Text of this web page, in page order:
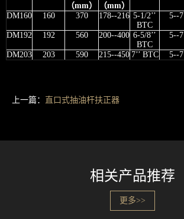
（mm）
（mm）
DM160
160 370 178--216 5-1/2’’
BTC
5--7
DM192 192 560 200--400 6-5/8’’
BTC
5--7
DM203 203 590 215--450 7’’ BTC 5--7
上一篇：
直口式抽油杆扶正器
相关产品推荐
更多>>